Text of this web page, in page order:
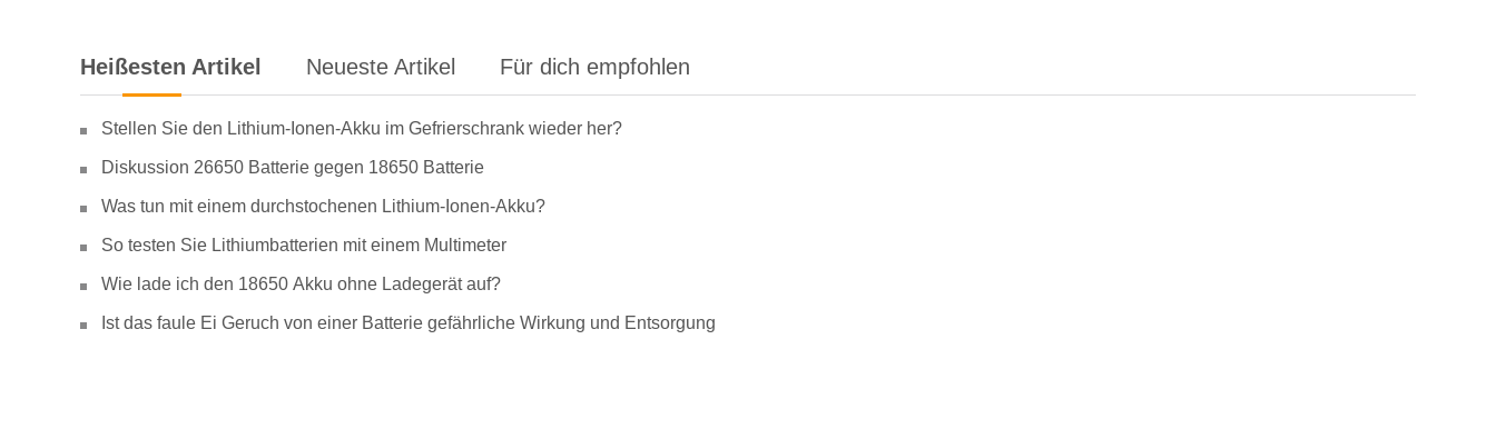
Heißesten Artikel Neueste Artikel Für dich empfohlen
Stellen Sie den Lithium-Ionen-Akku im Gefrierschrank wieder her?
Diskussion 26650 Batterie gegen 18650 Batterie
Was tun mit einem durchstochenen Lithium-Ionen-Akku?
So testen Sie Lithiumbatterien mit einem Multimeter
Wie lade ich den 18650 Akku ohne Ladegerät auf?
Ist das faule Ei Geruch von einer Batterie gefährliche Wirkung und Entsorgung